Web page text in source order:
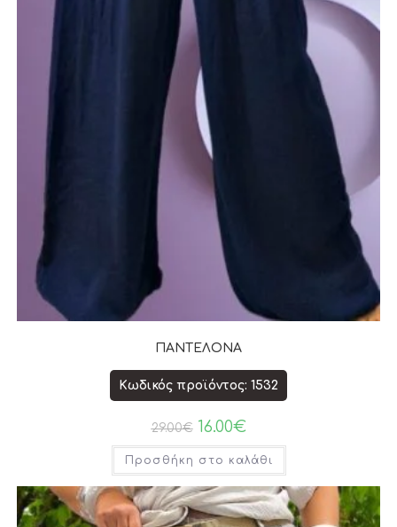
ΠΑΝΤΕΛΟΝΑ
Κωδικός προϊόντος: 1532
29.00€ 16.00€
Προσθήκη στο καλάθι